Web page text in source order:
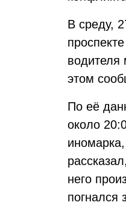
В среду,
водителя
этом
По её
около
него
погнался